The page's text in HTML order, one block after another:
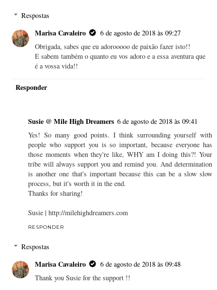
Respostas
Marisa Cavaleiro
6 de agosto de 2018 às 09:27
Obrigada, sabes que eu adorooooo de paixão fazer isto!!
E sabem também o quanto eu vos adoro e a essa aventura que
é a vossa vida!!
Responder
Susie @ Mile High Dreamers 6 de agosto de 2018 às 09:41
Yes! So many good points. I think surrounding yourself with
people who support you is so important, because everyone has
those moments when they're like, WHY am I doing this?! Your
tribe will always support you and remind you. And determination
is another one that's important because this can be a slow slow
process, but it's worth it in the end.
Thanks for sharing!
Susie | http://milehighdreamers.com
RESPONDER
Respostas
Marisa Cavaleiro
6 de agosto de 2018 às 09:48
Thank you Susie for the support !!